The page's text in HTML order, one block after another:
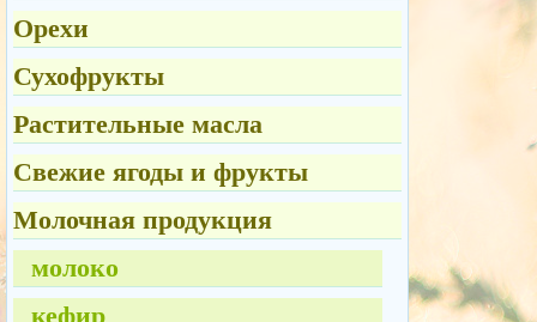
Орехи
Сухофрукты
Растительные масла
Свежие ягоды и фрукты
Молочная продукция
молоко
кефир